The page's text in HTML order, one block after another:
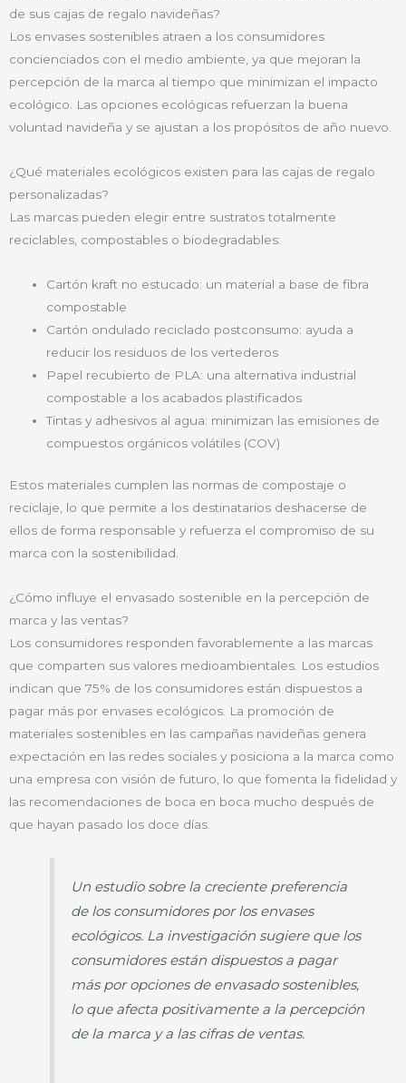
de sus cajas de regalo navideñas?
Los envases sostenibles atraen a los consumidores
concienciados con el medio ambiente, ya que mejoran la
percepción de la marca al tiempo que minimizan el impacto
ecológico. Las opciones ecológicas refuerzan la buena
voluntad navideña y se ajustan a los propósitos de año nuevo.
¿Qué materiales ecológicos existen para las cajas de regalo
personalizadas?
Las marcas pueden elegir entre sustratos totalmente
reciclables, compostables o biodegradables:
Cartón kraft no estucado: un material a base de fibra
compostable
Cartón ondulado reciclado postconsumo: ayuda a
reducir los residuos de los vertederos
Papel recubierto de PLA: una alternativa industrial
compostable a los acabados plastificados
Tintas y adhesivos al agua: minimizan las emisiones de
compuestos orgánicos volátiles (COV)
Estos materiales cumplen las normas de compostaje o
reciclaje, lo que permite a los destinatarios deshacerse de
ellos de forma responsable y refuerza el compromiso de su
marca con la sostenibilidad.
¿Cómo influye el envasado sostenible en la percepción de
marca y las ventas?
Los consumidores responden favorablemente a las marcas
que comparten sus valores medioambientales. Los estudios
indican que 75% de los consumidores están dispuestos a
pagar más por envases ecológicos. La promoción de
materiales sostenibles en las campañas navideñas genera
expectación en las redes sociales y posiciona a la marca como
una empresa con visión de futuro, lo que fomenta la fidelidad y
las recomendaciones de boca en boca mucho después de
que hayan pasado los doce días.
Un estudio sobre la creciente preferencia
de los consumidores por los envases
ecológicos. La investigación sugiere que los
consumidores están dispuestos a pagar
más por opciones de envasado sostenibles,
lo que afecta positivamente a la percepción
de la marca y a las cifras de ventas.